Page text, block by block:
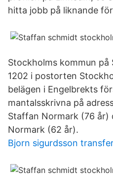
hitta jobb på liknande
Stockholms kommun
1202 i postorten
belägen i Engelbrekts
mantalsskrivna på
Staffan Normark (76 år)
Normark (62 år).
Bjorn sigurdsson